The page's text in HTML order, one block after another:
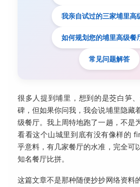
我亲自试过的三家埔里高
如何规划您的埔里高级餐
常见问题解答
很多人提到埔里，想到的是茭白笋
碑，但如果你问我，我会说埔里隐藏
级餐厅。我上周特地跑了一趟，不是
看看这个山城里到底有没有像样的
乎意料，有几家餐厅的水准，完全可
知名餐厅比拼。
这篇文章不是那种随便抄抄网络资料